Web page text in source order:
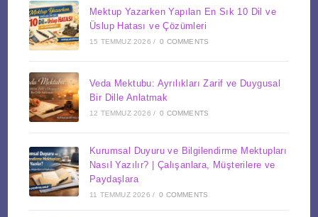
Mektup Yazarken Yapılan En Sık 10 Dil ve
Üslup Hatası ve Çözümleri
15 TEMMUZ 2026 / 0 COMMENTS
Veda Mektubu: Ayrılıkları Zarif ve Duygusal
Bir Dille Anlatmak
12 TEMMUZ 2026 / 0 COMMENTS
Kurumsal Duyuru ve Bilgilendirme Mektupları
Nasıl Yazılır? | Çalışanlara, Müşterilere ve
Paydaşlara
11 TEMMUZ 2026 / 0 COMMENTS